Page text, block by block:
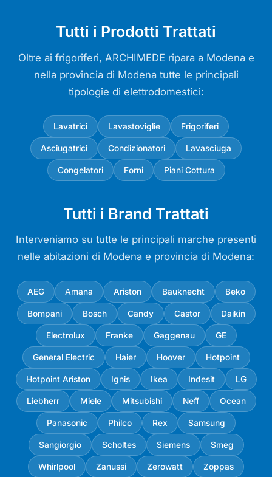
Tutti i Prodotti Trattati
Oltre ai frigoriferi, ARCHIMEDE ripara a Modena e
nella provincia di Modena tutte le principali
tipologie di elettrodomestici:
Lavatrici Lavastoviglie Frigoriferi
Asciugatrici Condizionatori Lavasciuga
Congelatori Forni Piani Cottura
Tutti i Brand Trattati
Interveniamo su tutte le principali marche presenti
nelle abitazioni di Modena e provincia di Modena:
AEG Amana Ariston Bauknecht Beko
Bompani Bosch Candy Castor Daikin
Electrolux Franke Gaggenau GE
General Electric Haier Hoover Hotpoint
Hotpoint Ariston Ignis Ikea Indesit LG
Liebherr Miele Mitsubishi Neff Ocean
Panasonic Philco Rex Samsung
Sangiorgio Scholtes Siemens Smeg
Whirlpool Zanussi Zerowatt Zoppas